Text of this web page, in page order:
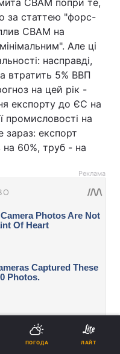
СВАМ попри те,
за статтею "форс-
СВАМ на
Але ці
насправді,
втратить 5% ВВП
на цей рік -
експорту до ЄС на
промисловості на
зараз: експорт
60%, труб - на
Реклама
ПОГОДА ЛАЙТ